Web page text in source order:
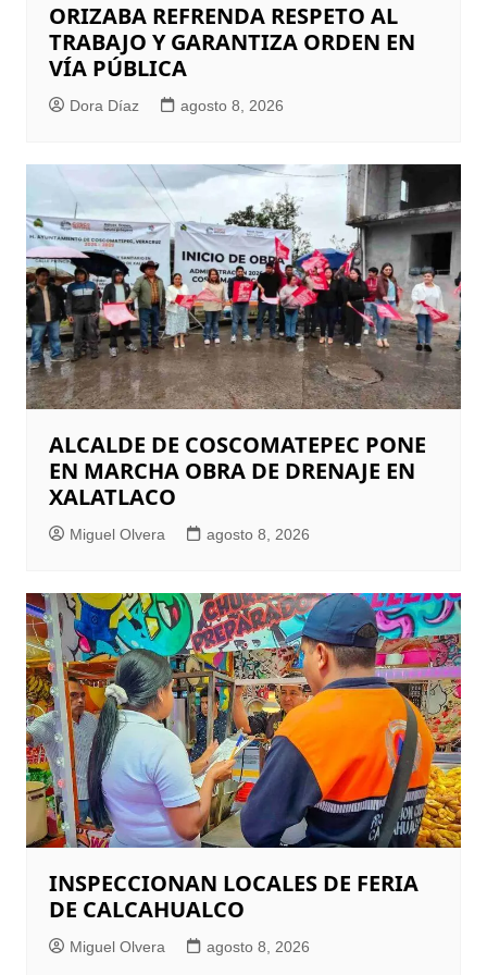
ORIZABA REFRENDA RESPETO AL
TRABAJO Y GARANTIZA ORDEN EN
VÍA PÚBLICA
Dora Díaz agosto 8, 2026
ALCALDE DE COSCOMATEPEC PONE
EN MARCHA OBRA DE DRENAJE EN
XALATLACO
Miguel Olvera agosto 8, 2026
INSPECCIONAN LOCALES DE FERIA
DE CALCAHUALCO
Miguel Olvera agosto 8, 2026